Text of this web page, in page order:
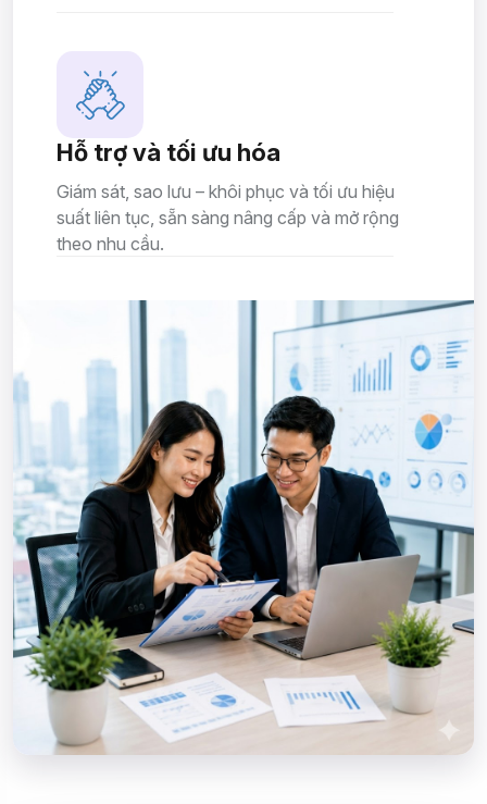
Hỗ trợ và tối ưu hóa
Giám sát, sao lưu – khôi phục và tối ưu hiệu
suất liên tục, sẵn sàng nâng cấp và mở rộng
theo nhu cầu.